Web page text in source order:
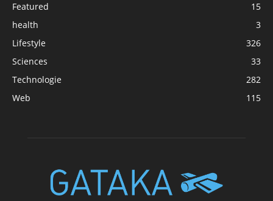
Featured
15
health
3
Lifestyle
326
Sciences
33
Technologie
282
Web
115